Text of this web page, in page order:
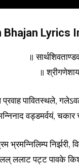
Lyrics
॥
॥
पावितस्थले,
वड्डमर्वयं, चकार
निर्झरी,
ललाट पट्ट पावके